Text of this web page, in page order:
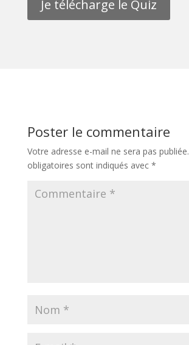
Je télécharge le Quiz
Poster le commentaire
Votre adresse e-mail ne sera pas publiée.
obligatoires sont indiqués avec *